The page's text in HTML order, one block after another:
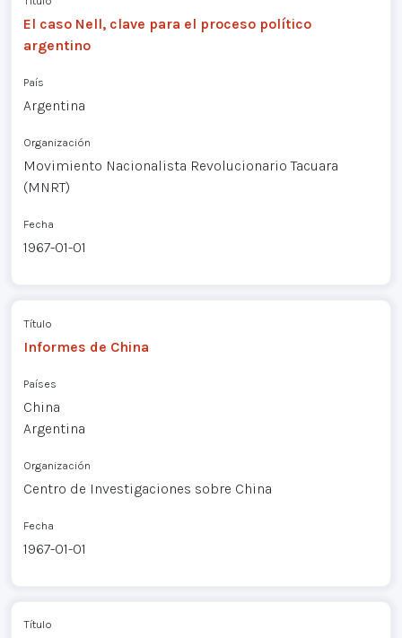
El caso Nell, clave para el proceso político
argentino
País
Argentina
Organización
Movimiento Nacionalista Revolucionario Tacuara
(MNRT)
Fecha
1967-01-01
Título
Informes de China
Países
China
Argentina
Organización
Centro de Investigaciones sobre China
Fecha
1967-01-01
Título